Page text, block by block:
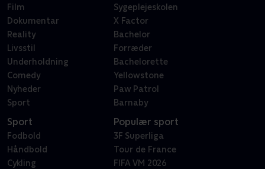
Film
Dokumentar
Reality
Livsstil
Underholdning
Comedy
Nyheder
Sport
Sygeplejeskolen
X Factor
Bachelor
Forræder
Bachelorette
Yellowstone
Paw Patrol
Barnaby
Sport
Fodbold
Håndbold
Cykling
Populær sport
3F Superliga
Tour de France
FIFA VM 2026